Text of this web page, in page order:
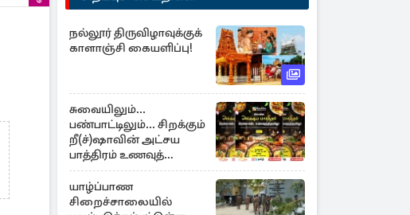
நல்லூர் திருவிழாவுக்குக்
காளாஞ்சி கையளிப்பு!
சுவையிலும்...
பண்பாட்டிலும்... சிறக்கும்
றீ(ச்)ஷாவின் அட்சய
பாத்திரம் உணவுத்
திருவிழா ஆரம்பம்
யாழ்ப்பாண
சிறைச்சாலையில்